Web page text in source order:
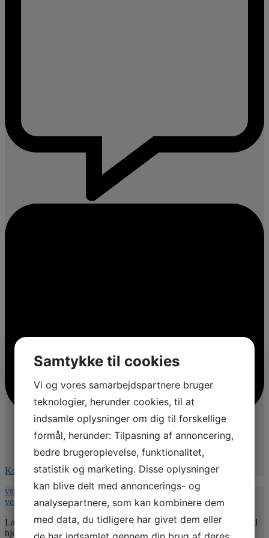
Kommentér på Facebook
vspnet.dk/erfa-moede-for-oplaeringsansvarlige-paa-
veterinaersygeplejerske-uddannelsen/
Lad mig uddybe indholdet 💚. Jeg vil give jer nogle værktøjer med
hjem så undertitlen er : Hvordan uddannelsesansvarlige kan bruge
Samtykke til cookies
Vi og vores samarbejdspartnere bruger
teknologier, herunder cookies, til at
indsamle oplysninger om dig til forskellige
formål, herunder: Tilpasning af annoncering,
bedre brugeroplevelse, funktionalitet,
statistik og marketing. Disse oplysninger
kan blive delt med annoncerings- og
analysepartnere, som kan kombinere dem
med data, du tidligere har givet dem eller